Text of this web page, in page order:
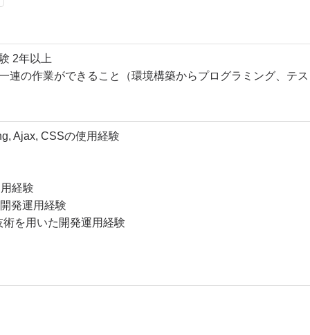
2年以上
連の作業ができること（環境構築からプログラミング、テス
Ajax, CSSの使用経験
経験
発運用経験
術を用いた開発運用経験